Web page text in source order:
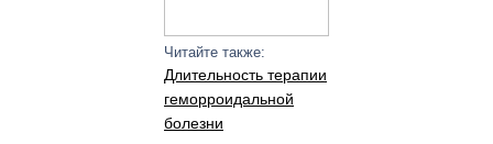
Читайте также:
Длительность терапии
геморроидальной
болезни